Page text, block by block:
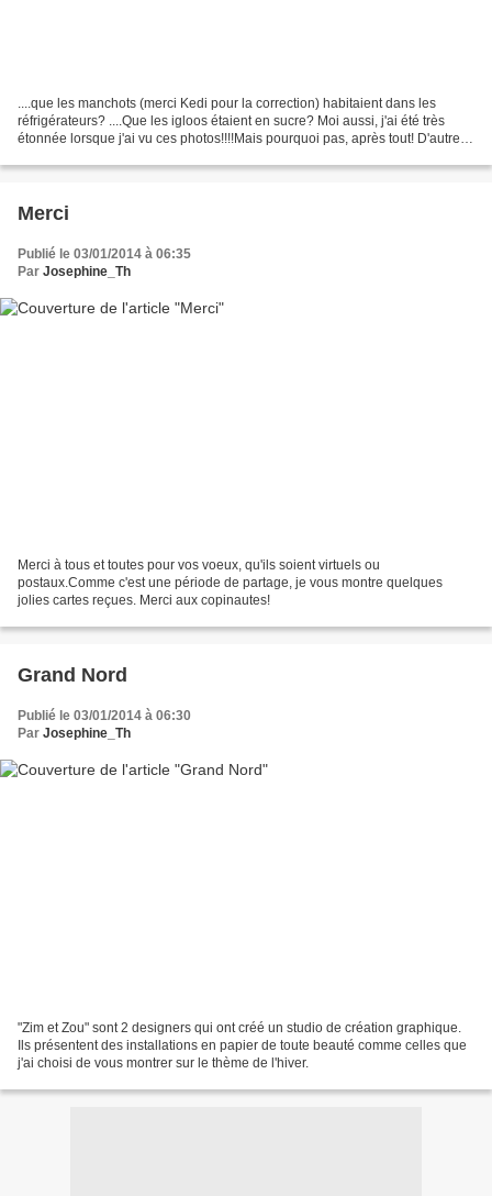
....que les manchots (merci Kedi pour la correction) habitaient dans les
réfrigérateurs? ....Que les igloos étaient en sucre? Moi aussi, j'ai été très
étonnée lorsque j'ai vu ces photos!!!!Mais pourquoi pas, après tout! D'autres
Merci
Publié le 03/01/2014 à 06:35
Par Josephine_Th
Merci à tous et toutes pour vos voeux, qu'ils soient virtuels ou
postaux.Comme c'est une période de partage, je vous montre quelques
jolies cartes reçues. Merci aux copinautes!
Grand Nord
Publié le 03/01/2014 à 06:30
Par Josephine_Th
"Zim et Zou" sont 2 designers qui ont créé un studio de création graphique.
Ils présentent des installations en papier de toute beauté comme celles que
j'ai choisi de vous montrer sur le thème de l'hiver.